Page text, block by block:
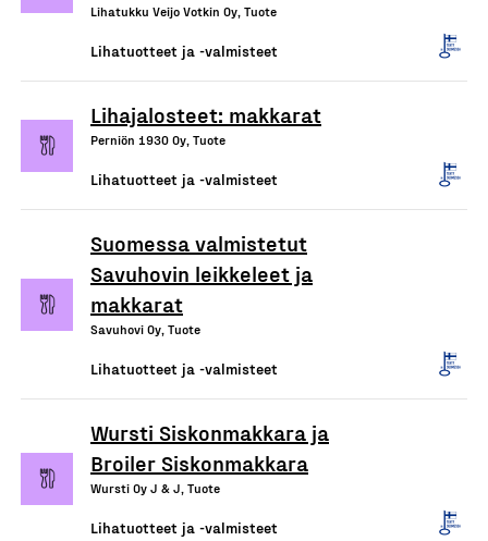
Lihatukku Veijo Votkin Oy, Tuote
Lihatuotteet ja -valmisteet
Lihajalosteet: makkarat
Perniön 1930 Oy, Tuote
Lihatuotteet ja -valmisteet
Suomessa valmistetut
Savuhovin leikkeleet ja
makkarat
Savuhovi Oy, Tuote
Lihatuotteet ja -valmisteet
Wursti Siskonmakkara ja
Broiler Siskonmakkara
Wursti Oy J & J, Tuote
Lihatuotteet ja -valmisteet